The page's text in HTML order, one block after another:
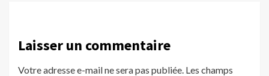
Laisser un commentaire
Votre adresse e-mail ne sera pas publiée. Les champs